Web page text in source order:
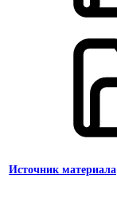
Источник материала